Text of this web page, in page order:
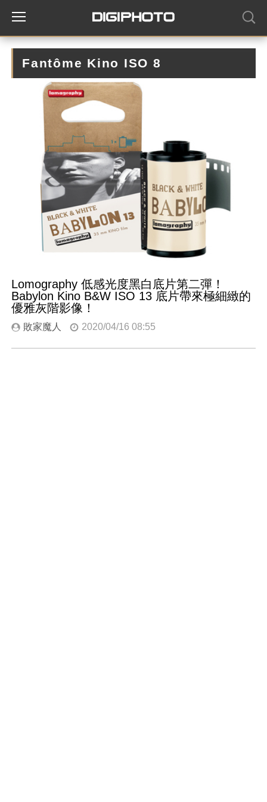
Fantôme Kino ISO 8
Lomography 低感光度黑白底片第二彈！
Babylon Kino B&W ISO 13 底片帶來極細緻的
優雅灰階影像！
敗家魔人 2020/04/16 08:55